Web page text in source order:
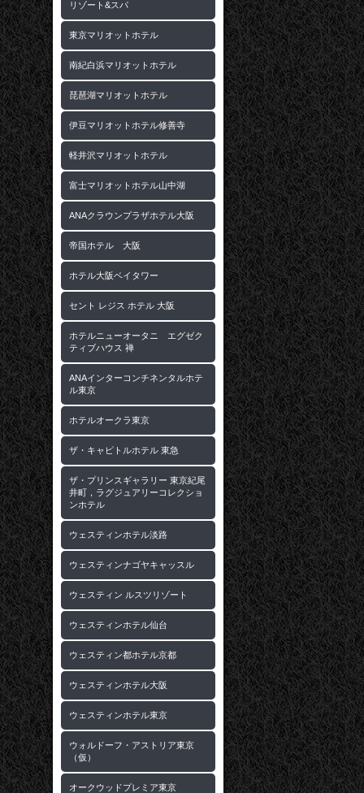
リゾート&スパ
東京マリオットホテル
南紀白浜マリオットホテル
琵琶湖マリオットホテル
伊豆マリオットホテル修善寺
軽井沢マリオットホテル
富士マリオットホテル山中湖
ANAクラウンプラザホテル大阪
帝国ホテル 大阪
ホテル大阪ベイタワー
セント レジス ホテル 大阪
ホテルニューオータニ エグゼク
ティブハウス 禅
ANAインターコンチネンタルホテ
ル東京
ホテルオークラ東京
ザ・キャピトルホテル 東急
ザ・プリンスギャラリー 東京紀尾
井町，ラグジュアリーコレクショ
ンホテル
ウェスティンホテル淡路
ウェスティンナゴヤキャッスル
ウェスティン ルスツリゾート
ウェスティンホテル仙台
ウェスティン都ホテル京都
ウェスティンホテル大阪
ウェスティンホテル東京
ウォルドーフ・アストリア東京
（仮）
オークウッドプレミア東京